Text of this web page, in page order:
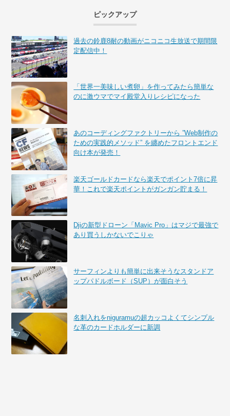
ピックアップ
過去の鈴鹿8耐の動画がニコニコ生放送で期間限
定配信中！
「世界一美味しい煮卵」を作ってみたら簡単な
のに激ウマでマイ殿堂入りレシピになった
あのコーディングファクトリーから ”Web制作の
ための実践的メソッド” を纏めたフロントエンド
向け本が発売！
楽天ゴールドカードなら楽天でポイント7倍に昇
華！これで楽天ポイントがガンガン貯まる！
Djiの新型ドローン「Mavic Pro」はマジで最強で
あり買うしかないでこりゃ
サーフィンよりも簡単に出来そうなスタンドア
ップパドルボード（SUP）が面白そう
名刺入れをniguramuの超カッコよくてシンプル
な革のカードホルダーに新調